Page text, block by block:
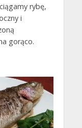
rybę,
i
gorąco.